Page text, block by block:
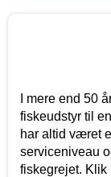
I mere end 50
fiskeudstyr til
har altid været
serviceniveau
fiskegrejet. Klik